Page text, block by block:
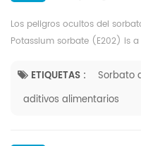
Los peligros ocultos del
Potassium sorbate (E202) is
ETIQUETAS :
Sorbato
aditivos alimentarios